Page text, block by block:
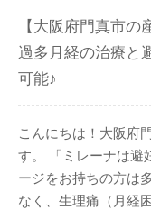
【大阪府門真市の
過多月経の治療と
可能♪
こんにちは！大阪府
す。 「ミレーナは避
ージをお持ちの方は
なく、生理痛（月経